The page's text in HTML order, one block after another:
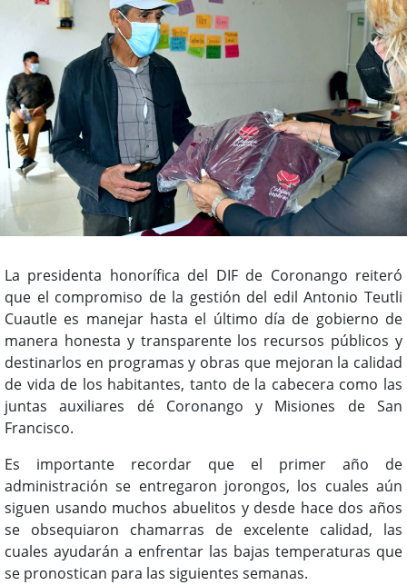
La presidenta honorífica del DIF de Coronango reiteró
que el compromiso de la gestión del edil Antonio Teutli
Cuautle es manejar hasta el último día de gobierno de
manera honesta y transparente los recursos públicos y
destinarlos en programas y obras que mejoran la calidad
de vida de los habitantes, tanto de la cabecera como las
juntas auxiliares dé Coronango y Misiones de San
Francisco.
Es importante recordar que el primer año de
administración se entregaron jorongos, los cuales aún
siguen usando muchos abuelitos y desde hace dos años
se obsequiaron chamarras de excelente calidad, las
cuales ayudarán a enfrentar las bajas temperaturas que
se pronostican para las siguientes semanas.